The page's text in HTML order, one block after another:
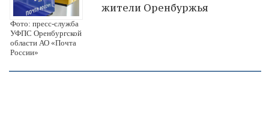
Фото: пресс-служба
УФПС Оренбургской
области АО «Почта
России»
жители Оренбуржья